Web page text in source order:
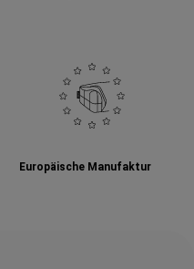
Europäische Manufaktur